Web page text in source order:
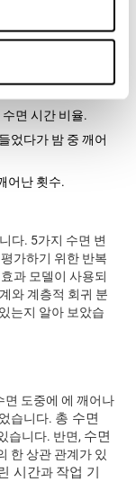
음 사항들을 평가하
까지의 시간.
면 시간 비율.
었다가 밤 중 깨어
어난 횟수.
다. 5가지 수면 변
가하기 위한 반복
과 모델이 사용되
와 계층적 회귀 분
는지 알아 보았습
면 도중에 에 깨어나
습니다. 총 수면
습니다. 반면, 수면
한 상관 관계가 있
시간과 작업 기